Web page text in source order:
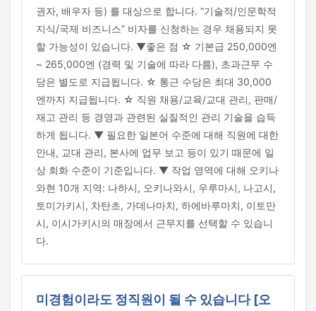
권자, 배우자 등) 를 대상으로 합니다. “기술적/인문학적
지식/국제 비즈니스” 비자를 신청하는 경우 채용되지 못
할 가능성이 있습니다. ▼좋은 점 ☆ 기본급 250,000엔
~ 265,000엔 (경력 및 기술에 따라 다름), 초과근무 수
당은 별도로 지급됩니다. ☆ 통근 수당은 최대 30,000
엔까지 지급됩니다. ☆ 직원 채용/교육/교대 관리, 판매/
재고 관리 등 경영과 관련된 실질적인 관리 기술을 습득
하게 됩니다. ▼ 필요한 일본어 수준에 대해 직원에 대한
안내, 교대 관리, 본사에 업무 보고 등이 있기 때문에 일
상 회화 수준이 기준입니다. ▼ 작업 영역에 대해 오키나
와현 10개 지역: 나하시, 오키나와시, 우루마시, 나고시,
토미가키시, 차탄초, 가데나마치, 하에바루마치, 이토만
시, 이시가키시의 매장에서 근무지를 선택할 수 있습니
다.
미경험이라도 정직원이 될 수 있습니다 [오